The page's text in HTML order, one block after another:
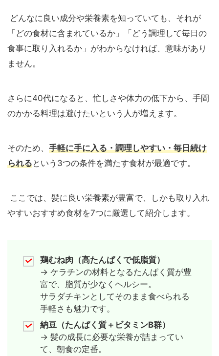
どんなに良い成分や栄養素を知っていても、それが
「どの食材に含まれているか」「どう調理して毎日の
食事に取り入れるか」がわからなければ、意味があり
ません。
さらに40代になると、忙しさや体力の低下から、手間
のかかる料理は避けたいという人が増えます。
そのため、 手軽に手に入る・調理しやすい・毎日続け
られるという3つの条件を満たす食材が最適です。
ここでは、髪に良い栄養素が豊富で、しかも取り入れ
やすいおすすめ食材を7つに厳選して紹介します。
鶏むね肉（高たんぱくで低脂質）
→ ケラチンの材料となるたんぱく質が豊
富で、脂質が少なくヘルシー。
サラダチキンとしてそのまま食べられる
手軽さも魅力です。
納豆（たんぱく質＋ビタミンB群）
→ 髪の成長に必要な栄養が詰まってい
て、朝食の定番。